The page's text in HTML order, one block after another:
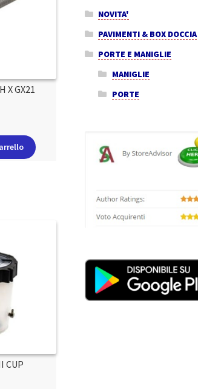
X GX21
CUP
NOVITA'
PAVIMENTI & BOX DOCCIA
PORTE E MANIGLIE
MANIGLIE
PORTE